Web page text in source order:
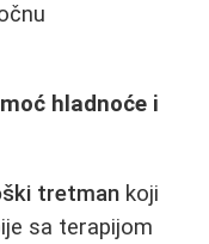
hladnoće i
tretman koji
sa terapijom